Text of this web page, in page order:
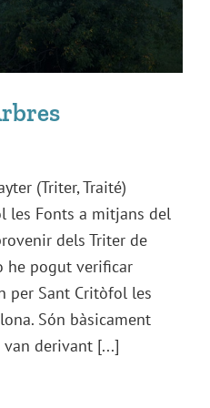
(Triter, Traité)
les Fonts a mitjans del
dels Triter de
he pogut verificar
per Sant Critòfol les
Són bàsicament
derivant [...]